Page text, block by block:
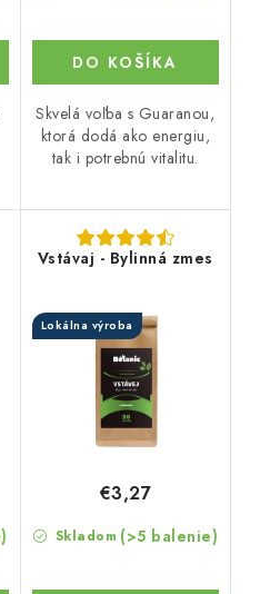
DO KOŠÍKA
Skvelá voľba s Guaranou,
ktorá dodá ako energiu,
tak i potrebnú vitalitu.
Vstávaj - Bylinná zmes
Lokálna výroba
Skladom (>5 balenie)
€3,27